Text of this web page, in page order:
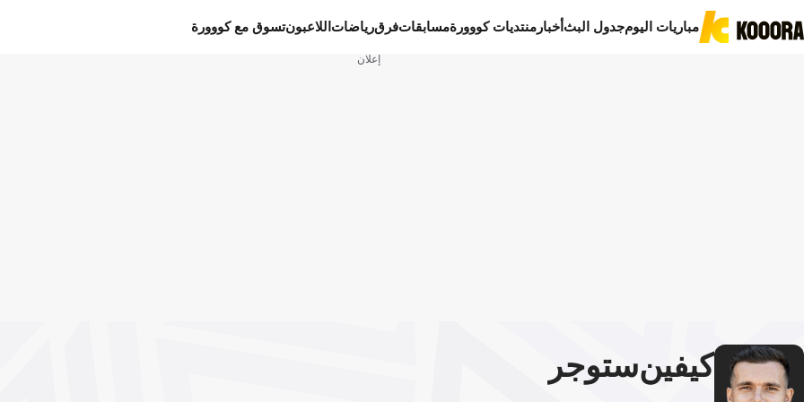
مباريات اليومجدول البثأخبار منتديات كووورةمسابقاتفرقرياضات اللاعبونتسوق مع كووورة
إعلان
كيفينستوجر